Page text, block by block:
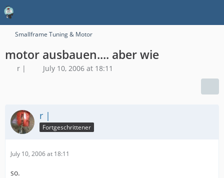
Smallframe Tuning & Motor
motor ausbauen.... aber wie
r | July 10, 2006 at 18:11
r |
Fortgeschrittener
July 10, 2006 at 18:11
so.